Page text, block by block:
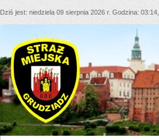
Dziś jest niedziela 09 sierpnia 2026 r. Godzina 03:14
Straż Miejska Grudziądz